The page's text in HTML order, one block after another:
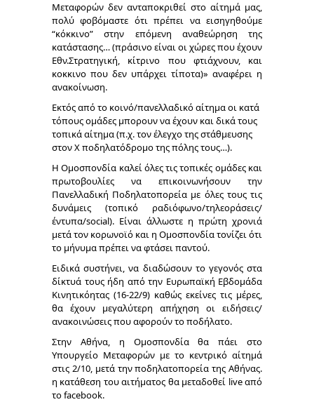
Μεταφορών δεν ανταποκριθεί στο αίτημά μας,
πολύ φοβόμαστε ότι πρέπει να εισηγηθούμε
“κόκκινο” στην επόμενη αναθεώρηση της
κατάστασης… (πράσινο είναι οι χώρες που έχουν
Εθν.Στρατηγική, κίτρινο που φτιάχνουν, και
κοκκινο που δεν υπάρχει τίποτα)» αναφέρει η
ανακοίνωση.
Εκτός από το κοινό/πανελλαδικό αίτημα οι κατά
τόπους ομάδες μπορουν να έχουν και δικά τους
τοπικά αίτημα (π.χ. τον έλεγχο της στάθμευσης
στον Χ ποδηλατόδρομο της πόλης τους…).
Η Ομοσπονδία καλεί όλες τις τοπικές ομάδες και
πρωτοβουλίες να επικοινωνήσουν την
Πανελλαδική Ποδηλατοπορεία με όλες τους τις
δυνάμεις (τοπικό ραδιόφωνο/τηλεοράσεις/
έντυπα/social). Είναι άλλωστε η πρώτη χρονιά
μετά τον κορωνοϊό και η Ομοσπονδία τονίζει ότι
το μήνυμα πρέπει να φτάσει παντού.
Ειδικά συστήνει, να διαδώσουν το γεγονός στα
δίκτυά τους ήδη από την Ευρωπαϊκή Εβδομάδα
Κινητικόητας (16-22/9) καθώς εκείνες τις μέρες,
θα έχουν μεγαλύτερη απήχηση οι ειδήσεις/
ανακοινώσεις που αφορούν το ποδήλατο.
Στην Αθήνα, η Ομοσπονδία θα πάει στο
Υπουργείο Μεταφορών με το κεντρικό αίτημά
στις 2/10, μετά την ποδηλατοπορεία της Αθήνας.
η κατάθεση του αιτήματος θα μεταδοθεί live από
το facebook.